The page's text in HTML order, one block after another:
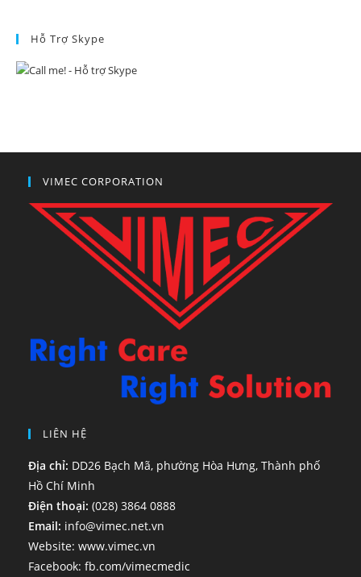
Hỗ Trợ Skype
VIMEC CORPORATION
LIÊN HỆ
Địa chỉ: DD26 Bạch Mã, phường Hòa Hưng, Thành phố
Hồ Chí Minh
Điện thoại: (028) 3864 0888
Email: info@vimec.net.vn
Website: www.vimec.vn
Facebook: fb.com/vimecmedic